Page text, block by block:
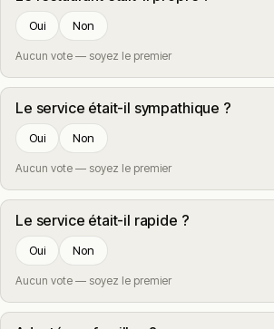
Oui Non
Aucun vote — soyez le premier
Le service était-il sympathique ?
Oui Non
Aucun vote — soyez le premier
Le service était-il rapide ?
Oui Non
Aucun vote — soyez le premier